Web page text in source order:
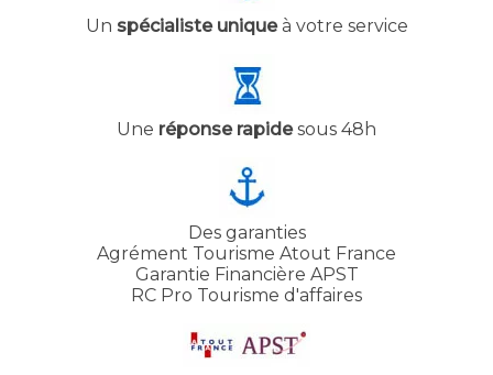
Un spécialiste uniqueà votre service
Une réponse rapidesous 48h
Des garanties
Agrément Tourisme Atout France
Garantie Financière APST
RC Pro Tourisme d'affaires